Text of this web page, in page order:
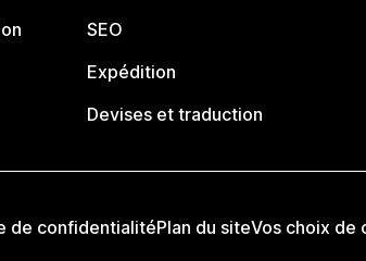
SEO
Expédition
Devises et traduction
de confidentialitéPlan du siteVos choix de